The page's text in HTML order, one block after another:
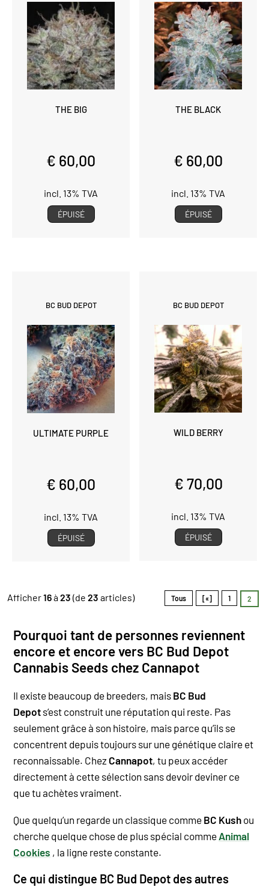
THE BIG
€ 60,00
incl. 13% TVA
ÉPUISÉ
THE BLACK
€ 60,00
incl. 13% TVA
ÉPUISÉ
BC BUD DEPOT
ULTIMATE PURPLE
€ 60,00
incl. 13% TVA
ÉPUISÉ
BC BUD DEPOT
WILD BERRY
€ 70,00
incl. 13% TVA
ÉPUISÉ
Afficher16à23 (de 23 articles) Tous [«] 1 2
Pourquoi tant de personnes reviennent
encore et encore vers BC Bud Depot
Cannabis Seeds chez Cannapot
Il existe beaucoup de breeders, mais BC Bud
Depot s’est construit une réputation qui reste. Pas
seulement grâce à son histoire, mais parce qu’ils se
concentrent depuis toujours sur une génétique claire et
reconnaissable. Chez Cannapot, tu peux accéder
directement à cette sélection sans devoir deviner ce
que tu achètes vraiment.
Que quelqu’un regarde un classique comme BC Kush ou
cherche quelque chose de plus spécial commeAnimal
Cookies , la ligne reste constante.
Ce qui distingue BC Bud Depot des autres